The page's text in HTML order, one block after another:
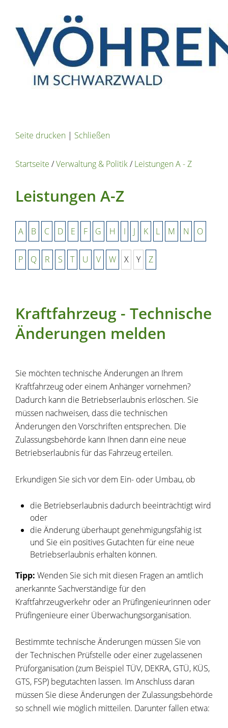
Seite drucken | Schließen
Startseite /Verwaltung & Politik/Leistungen A - Z
Leistungen A-Z
A B C D E F G H I J K L M N O
P Q R S T U V W X Y Z
Kraftfahrzeug - Technische
Änderungen melden
Sie möchten technische Änderungen an Ihrem
Kraftfahrzeug oder einem Anhänger vornehmen?
Dadurch kann die Betriebserlaubnis erlöschen. Sie
müssen nachweisen, dass die technischen
Änderungen den Vorschriften entsprechen. Die
Zulassungsbehörde kann Ihnen dann eine neue
Betriebserlaubnis für das Fahrzeug erteilen.
Erkundigen Sie sich vor dem Ein- oder Umbau, ob
die Betriebserlaubnis dadurch beeinträchtigt wird
oder
die Änderung überhaupt genehmigungsfähig ist
und Sie ein positives Gutachten für eine neue
Betriebserlaubnis erhalten können.
Tipp: Wenden Sie sich mit diesen Fragen an amtlich
anerkannte Sachverständige für den
Kraftfahrzeugverkehr oder an Prüfingenieurinnen oder
Prüfingenieure einer Überwachungsorganisation.
Bestimmte technische Änderungen müssen Sie von
der Technischen Prüfstelle oder einer zugelassenen
Prüforganisation (zum Beispiel TÜV, DEKRA, GTÜ, KÜS,
GTS, FSP) begutachten lassen. Im Anschluss daran
müssen Sie diese Änderungen der Zulassungsbehörde
so schnell wie möglich mitteilen. Darunter fallen etwa: